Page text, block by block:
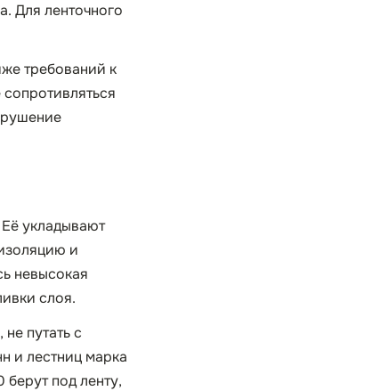
Для ленточного
требований к
укладывают
и
невысокая
слоя.
путать с
и лестниц марка
под ленту,